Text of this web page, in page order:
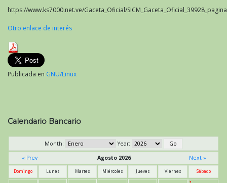
https://www.ks7000.net.ve/Gaceta_Oficial/
Otro enlace de interés
Publicada en GNU/Linux
Calendario Bancario
Month:
Year:
« Prev
Agosto 2026 Next »
Domingo Lunes Martes Miércoles Jueves Viernes Sábado